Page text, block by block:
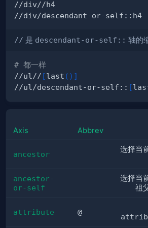
// 是 descendant-or-self:: 轴的
# 都一样
//ul// [last ( ) ]
//ul/descendant-or-self:: [
Axis Abbrev
ancestor
选择当
ancestor-
or-self
选择当
祖
attribute @